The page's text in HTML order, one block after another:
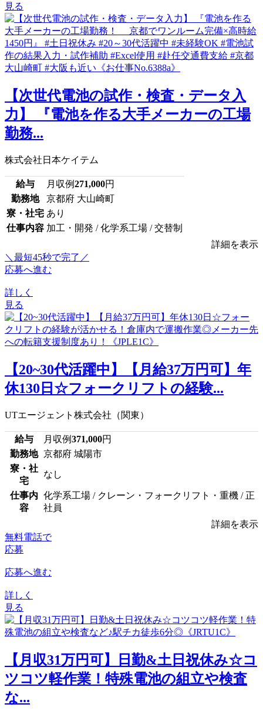
見る
【次世代電池の試作・検査・データ入
力】 『電池を作る大手メーカーの工場
勤務...
株式会社日本ケイテム
給与 月収例271,000円
勤務地
京都府 大山崎町
寮・社宅 あり
仕事内容 加工・開発 / 化学系工場 / 交替制
詳細を表示
＼最短45秒で完了／
応募へ進む
詳しく
見る
【20~30代活躍中】【月給37万円可】年
休130日☆フォークリフトの経験...
UTエージェント株式会社（関東）
給与 月収例371,000円
勤務地 京都府 城陽市
寮・社
宅
なし
仕事内
容
化学系工場 / クレーン・フォークリフト・重機 / 正
社員
詳細を表示
無料電話で
応募
応募へ進む
詳しく
見る
【月収31万円可】日勤&土日祝休み☆コ
ツコツ軽作業！特殊電池の組立や検査
な...